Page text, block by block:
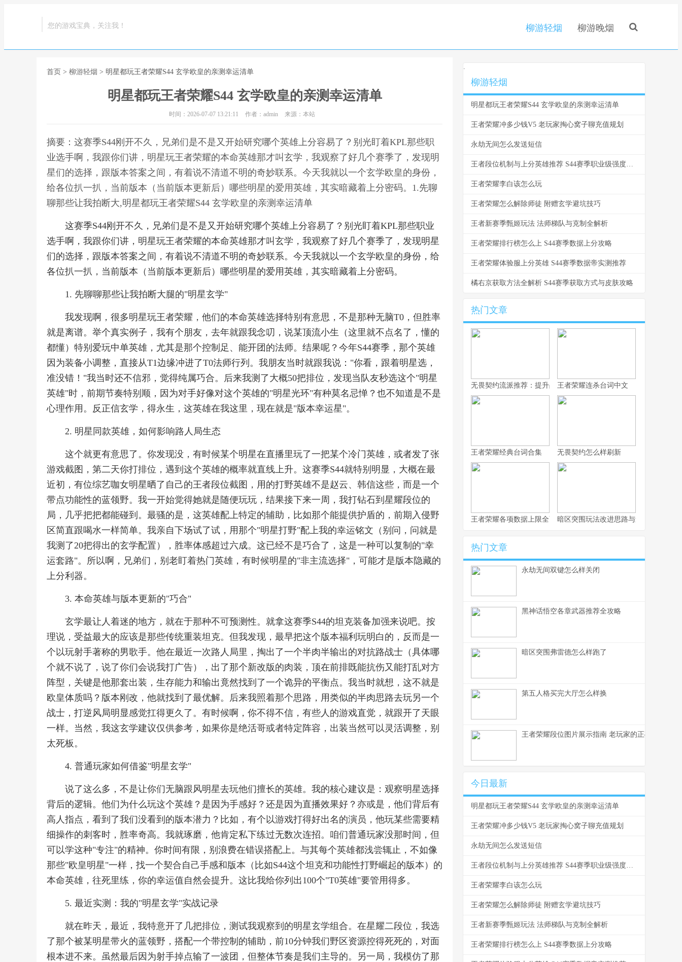
您的游戏宝典，关注我！ 柳游轻烟 柳游晚烟
首页 > 柳游轻烟 > 明星都玩王者荣耀S44 玄学欧皇的亲测幸运清单
明星都玩王者荣耀S44 玄学欧皇的亲测幸运清单
时间：2026-07-07 13:21:11 作者：admin 来源：本站
摘要：这赛季S44刚开不久，兄弟们是不是又开始研究哪个英雄上分容易了？别光盯着KPL那些职
业选手啊，我跟你们讲，明星玩王者荣耀的本命英雄那才叫玄学，我观察了好几个赛季了，发现明
星们的选择，跟版本答案之间，有着说不清道不明的奇妙联系。今天我就以一个玄学欧皇的身份，
给各位扒一扒，当前版本（当前版本更新后）哪些明星的爱用英雄，其实暗藏着上分密码。1.先聊
聊那些让我拍断大,明星都玩王者荣耀S44 玄学欧皇的亲测幸运清单
这赛季S44刚开不久，兄弟们是不是又开始研究哪个英雄上分容易了？别光盯着KPL那些职业
选手啊，我跟你们讲，明星玩王者荣耀的本命英雄那才叫玄学，我观察了好几个赛季了，发现明星
们的选择，跟版本答案之间，有着说不清道不明的奇妙联系。今天我就以一个玄学欧皇的身份，给
各位扒一扒，当前版本（当前版本更新后）哪些明星的爱用英雄，其实暗藏着上分密码。
1. 先聊聊那些让我拍断大腿的"明星玄学"
我发现啊，很多明星玩王者荣耀，他们的本命英雄选择特别有意思，不是那种无脑T0，但胜率
就是离谱。举个真实例子，我有个朋友，去年就跟我念叨，说某顶流小生（这里就不点名了，懂的
都懂）特别爱玩中单英雄，尤其是那个控制足、能开团的法师。结果呢？今年S44赛季，那个英雄
因为装备小调整，直接从T1边缘冲进了T0法师行列。我朋友当时就跟我说："你看，跟着明星选，
准没错！"我当时还不信邪，觉得纯属巧合。后来我测了大概50把排位，发现当队友秒选这个"明星
英雄"时，前期节奏特别顺，因为对手好像对这个英雄的"明星光环"有种莫名忌惮？也不知道是不是
心理作用。反正信玄学，得永生，这英雄在我这里，现在就是"版本幸运星"。
2. 明星同款英雄，如何影响路人局生态
这个就更有意思了。你发现没，有时候某个明星在直播里玩了一把某个冷门英雄，或者发了张
游戏截图，第二天你打排位，遇到这个英雄的概率就直线上升。这赛季S44就特别明显，大概在最
近初，有位综艺咖女明星晒了自己的王者段位截图，用的打野英雄不是赵云、韩信这些，而是一个
带点功能性的蓝领野。我一开始觉得她就是随便玩玩，结果接下来一周，我打钻石到星耀段位的
局，几乎把把都能碰到。最骚的是，这英雄配上特定的辅助，比如那个能提供护盾的，前期入侵野
区简直跟喝水一样简单。我亲自下场试了试，用那个"明星打野"配上我的幸运铭文（别问，问就是
我测了20把得出的玄学配置），胜率体感超过六成。这已经不是巧合了，这是一种可以复制的"幸
运套路"。所以啊，兄弟们，别老盯着热门英雄，有时候明星的"非主流选择"，可能才是版本隐藏的
上分利器。
3. 本命英雄与版本更新的"巧合"
玄学最让人着迷的地方，就在于那种不可预测性。就拿这赛季S44的坦克装备加强来说吧。按
理说，受益最大的应该是那些传统重装坦克。但我发现，最早把这个版本福利玩明白的，反而是一
个以玩射手著称的男歌手。他在最近一次路人局里，掏出了一个半肉半输出的对抗路战士（具体哪
个就不说了，说了你们会说我打广告），出了那个新改版的肉装，顶在前排既能抗伤又能打乱对方
阵型，关键是他那套出装，生存能力和输出竟然找到了一个诡异的平衡点。我当时就想，这不就是
欧皇体质吗？版本刚改，他就找到了最优解。后来我照着那个思路，用类似的半肉思路去玩另一个
战士，打逆风局明显感觉扛得更久了。有时候啊，你不得不信，有些人的游戏直觉，就跟开了天眼
一样。当然，我这玄学建议仅供参考，如果你是绝活哥或者特定阵容，出装当然可以灵活调整，别
太死板。
4. 普通玩家如何借鉴"明星玄学"
说了这么多，不是让你们无脑跟风明星去玩他们擅长的英雄。我的核心建议是：观察明星选择
背后的逻辑。他们为什么玩这个英雄？是因为手感好？还是因为直播效果好？亦或是，他们背后有
高人指点，看到了我们没看到的版本潜力？比如，有个以游戏打得好出名的演员，他玩某些需要精
细操作的刺客时，胜率奇高。我就琢磨，他肯定私下练过无数次连招。咱们普通玩家没那时间，但
可以学这种"专注"的精神。你时间有限，别浪费在错误搭配上。与其每个英雄都浅尝辄止，不如像
那些"欧皇明星"一样，找一个契合自己手感和版本（比如S44这个坦克和功能性打野崛起的版本）的
本命英雄，往死里练，你的幸运值自然会提升。这比我给你列出100个"T0英雄"要管用得多。
5. 最近实测：我的"明星玄学"实战记录
就在昨天，最近，我特意开了几把排位，测试我观察到的明星玄学组合。在星耀二段位，我选
了那个被某明星带火的蓝领野，搭配一个带控制的辅助，前10分钟我们野区资源控得死死的，对面
根本进不来。虽然最后因为射手掉点输了一波团，但整体节奏是我们主导的。另一局，我模仿了那
.
柳游轻烟
明星都玩王者荣耀S44 玄学欧皇的亲测幸运清单
王者荣耀冲多少钱V5 老玩家掏心窝子聊充值规划
永劫无间怎么发送短信
王者段位机制与上分英雄推荐 S44赛季职业级强度分析
王者荣耀李白该怎么玩
王者荣耀怎么解除师徒 附赠玄学避坑技巧
王者新赛季甄姬玩法 法师梯队与克制全解析
王者荣耀排行榜怎么上 S44赛季数据上分攻略
王者荣耀体验服上分英雄 S44赛季数据帝实测推荐
橘右京获取方法全解析 S44赛季获取方式与皮肤攻略
热门文章
无畏契约流派推荐：提升战术深度，选择适合自己的战斗风格
王者荣耀连杀台词中文
王者荣耀经典台词合集 无畏契约怎么样刷新
王者荣耀各项数据上限全面解析暗区突围玩法改进思路与进阶攻略
热门文章
永劫无间双键怎么样关闭
黑神话悟空各章武器推荐全攻略
暗区突围弗雷德怎么样跑了
第五人格买完大厅怎么样换
王者荣耀段位图片展示指南 老玩家的正确使用方式
今日最新
明星都玩王者荣耀S44 玄学欧皇的亲测幸运清单
王者荣耀冲多少钱V5 老玩家掏心窝子聊充值规划
永劫无间怎么发送短信
王者段位机制与上分英雄推荐 S44赛季职业级强度分析
王者荣耀李白该怎么玩
王者荣耀怎么解除师徒 附赠玄学避坑技巧
王者新赛季甄姬玩法 法师梯队与克制全解析
王者荣耀排行榜怎么上 S44赛季数据上分攻略